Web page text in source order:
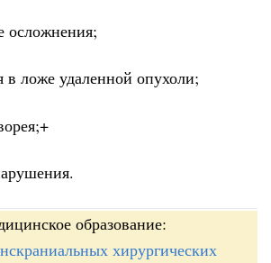
осложнения;
в ложе удаленной опухоли;
образование:
хирургических